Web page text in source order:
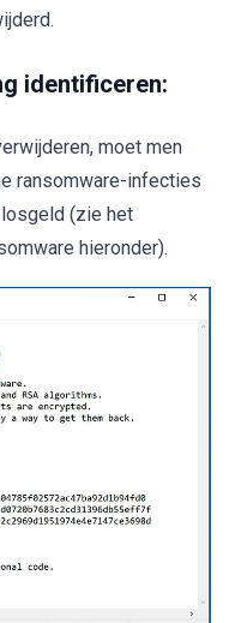
identificeren:
moet men
ransomware-infecties
(zie het
hieronder).